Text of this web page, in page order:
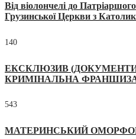
Від віолончелі до
Грузинської Церкви з
140
ЕКСКЛЮЗИВ
КРИМІНАЛЬНА
543
МАТЕРИНСЬКИЙ ОМОРФОР